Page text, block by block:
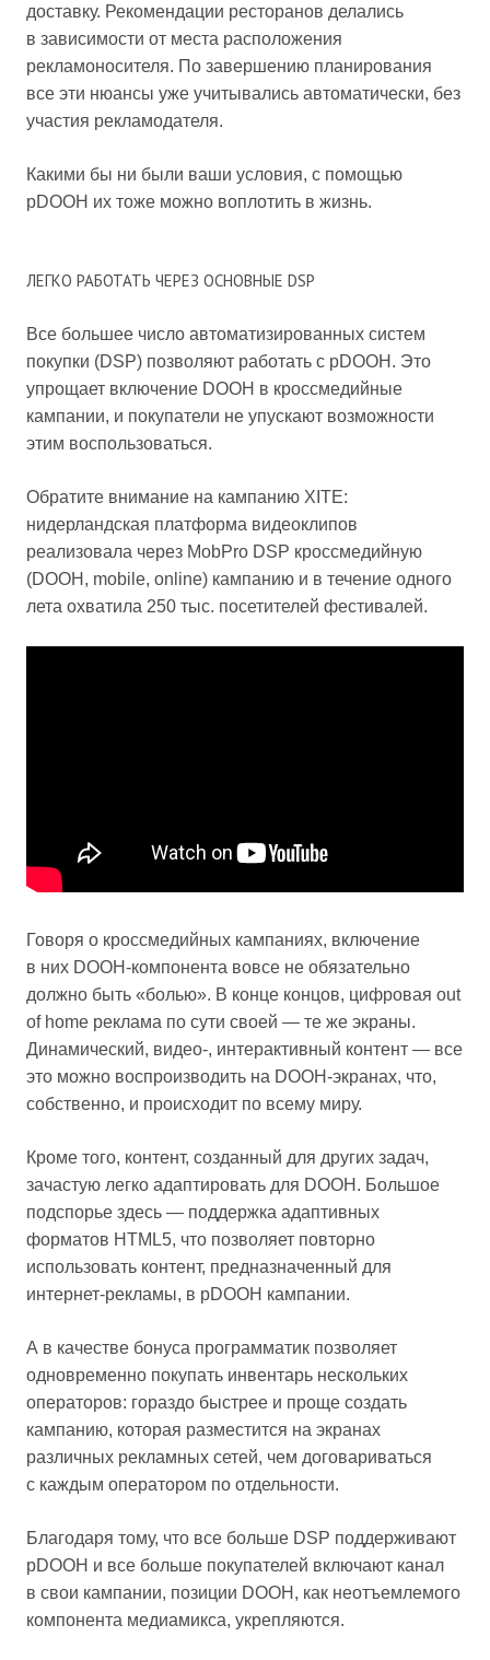
доставку. Рекомендации ресторанов делались
в зависимости от места расположения
рекламоносителя. По завершению планирования
все эти нюансы уже учитывались автоматически, без
участия рекламодателя.
Какими бы ни были ваши условия, с помощью
pDOOH их тоже можно воплотить в жизнь.
ЛЕГКО РАБОТАТЬ ЧЕРЕЗ ОСНОВНЫЕ DSP
Все большее число автоматизированных систем
покупки (DSP) позволяют работать с pDOOH. Это
упрощает включение DOOH в кроссмедийные
кампании, и покупатели не упускают возможности
этим воспользоваться.
Обратите внимание на кампанию XITE:
нидерландская платформа видеоклипов
реализовала через MobPro DSP кроссмедийную
(DOOH, mobile, online) кампанию и в течение одного
лета охватила 250 тыс. посетителей фестивалей.
Говоря о кроссмедийных кампаниях, включение
в них DOOH-компонента вовсе не обязательно
должно быть «болью». В конце концов, цифровая out
of home реклама по сути своей — те же экраны.
Динамический, видео-, интерактивный контент — все
это можно воспроизводить на DOOH-экранах, что,
собственно, и происходит по всему миру.
Кроме того, контент, созданный для других задач,
зачастую легко адаптировать для DOOH. Большое
подспорье здесь — поддержка адаптивных
форматов HTML5, что позволяет повторно
использовать контент, предназначенный для
интернет-рекламы, в pDOOH кампании.
А в качестве бонуса программатик позволяет
одновременно покупать инвентарь нескольких
операторов: гораздо быстрее и проще создать
кампанию, которая разместится на экранах
различных рекламных сетей, чем договариваться
с каждым оператором по отдельности.
Благодаря тому, что все больше DSP поддерживают
pDOOH и все больше покупателей включают канал
в свои кампании, позиции DOOH, как неотъемлемого
компонента медиамикса, укрепляются.